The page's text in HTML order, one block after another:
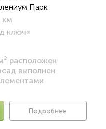
Парк
км
ключ»
расположен
выполнен
Подробнее